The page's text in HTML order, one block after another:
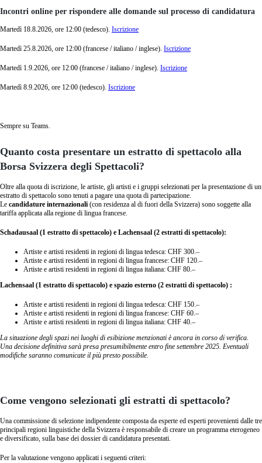
Incontri online per rispondere alle domande sul processo di candidatura
Martedì 18.8.2026, ore 12:00 (tedesco). Iscrizione
Martedì 25.8.2026, ore 12:00 (francese / italiano / inglese). Iscrizione
Martedì 1.9.2026, ore 12:00 (francese / italiano / inglese). Iscrizione
Martedì 8.9.2026, ore 12:00 (tedesco). Iscrizione
Sempre su Teams.
Quanto costa presentare un estratto di spettacolo alla
Borsa Svizzera degli Spettacoli?
Oltre alla quota di iscrizione, le artiste, gli artisti e i gruppi selezionati per la presentazione di un
estratto di spettacolo sono tenuti a pagare una quota di partecipazione.
Le candidature internazionali (con residenza al di fuori della Svizzera) sono soggette alla
tariffa applicata alla regione di lingua francese.
Schadausaal (1 estratto di spettacolo) e Lachensaal (2 estratti di spettacolo):
Artiste e artisti residenti in regioni di lingua tedesca: CHF 300.–
Artiste e artisti residenti in regioni di lingua francese: CHF 120.–
Artiste e artisti residenti in regioni di lingua italiana: CHF 80.–
Lachensaal (1 estratto di spettacolo) e spazio esterno (2 estratti di spettacolo) :
Artiste e artisti residenti in regioni di lingua tedesca: CHF 150.–
Artiste e artisti residenti in regioni di lingua francese: CHF 60.–
Artiste e artisti residenti in regioni di lingua italiana: CHF 40.–
La situazione degli spazi nei luoghi di esibizione menzionati è ancora in corso di verifica.
Una decisione definitiva sarà presa presumibilmente entro fine settembre 2025. Eventuali
modifiche saranno comunicate il più presto possibile.
Come vengono selezionati gli estratti di spettacolo?
Una commissione di selezione indipendente composta da esperte ed esperti provenienti dalle tre
principali regioni linguistiche della Svizzera è responsabile di creare un programma eterogeneo
e diversificato, sulla base dei dossier di candidatura presentati.
Per la valutazione vengono applicati i seguenti criteri: